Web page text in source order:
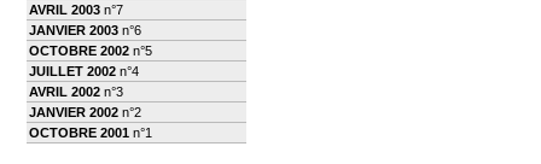
AVRIL 2003 n°7
JANVIER 2003 n°6
OCTOBRE 2002 n°5
JUILLET 2002 n°4
AVRIL 2002 n°3
JANVIER 2002 n°2
OCTOBRE 2001 n°1